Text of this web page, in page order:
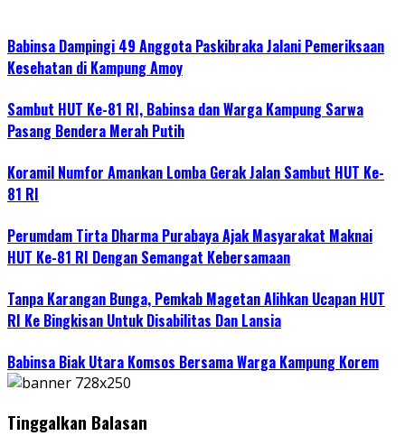
Babinsa Dampingi 49 Anggota Paskibraka Jalani Pemeriksaan
Kesehatan di Kampung Amoy
Sambut HUT Ke-81 RI, Babinsa dan Warga Kampung Sarwa
Pasang Bendera Merah Putih
Koramil Numfor Amankan Lomba Gerak Jalan Sambut HUT Ke-
81 RI
Perumdam Tirta Dharma Purabaya Ajak Masyarakat Maknai
HUT Ke-81 RI Dengan Semangat Kebersamaan
Tanpa Karangan Bunga, Pemkab Magetan Alihkan Ucapan HUT
RI Ke Bingkisan Untuk Disabilitas Dan Lansia
Babinsa Biak Utara Komsos Bersama Warga Kampung Korem
Tinggalkan Balasan